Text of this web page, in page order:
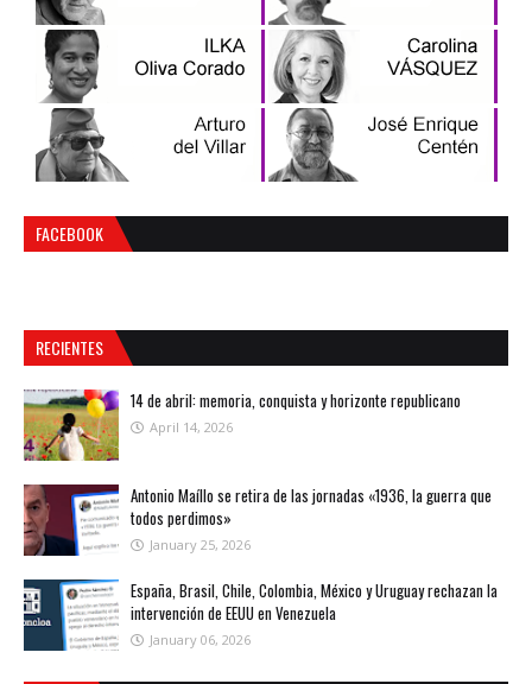
FACEBOOK
RECIENTES
14 de abril: memoria, conquista y horizonte republicano
April 14, 2026
Antonio Maíllo se retira de las jornadas «1936, la guerra que
todos perdimos»
January 25, 2026
España, Brasil, Chile, Colombia, México y Uruguay rechazan la
intervención de EEUU en Venezuela
January 06, 2026